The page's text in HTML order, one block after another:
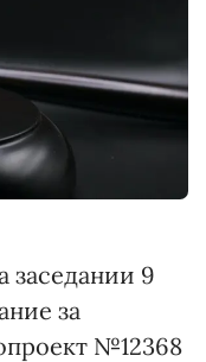
заседании 9
за
№12368